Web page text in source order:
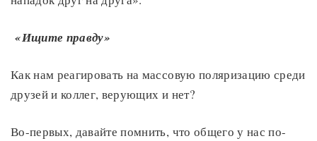
«Ищите правду»
Как нам реагировать на массовую поляризацию среди
друзей и коллег, верующих и нет?
Во-первых, давайте помнить, что общего у нас по-